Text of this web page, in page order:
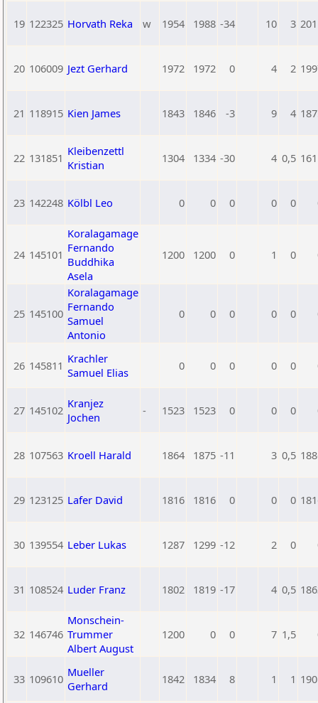
19 122325 Horvath Reka w 1954 1988 -34 10 3
20 106009 Jezt Gerhard 1972 1972 0 4 2
21 118915 Kien James 1843 1846 -3 9 4
22 131851 Kleibenzettl
Kristian
1304 1334 -30 4 0,5
23 142248 Kölbl Leo 0 0 0 0 0
24 145101
Koralagamage
Fernando
Buddhika
Asela
1200 1200 0 1 0
25 145100
Koralagamage
Fernando
Samuel
Antonio
0 0 0 0 0
26 145811 Krachler
Samuel Elias
0 0 0 0 0
27 145102 Kranjez
Jochen
- 1523 1523 0 0 0
28 107563 Kroell Harald 1864 1875 -11 3 0,5
29 123125 Lafer David 1816 1816 0 0 0
30 139554 Leber Lukas 1287 1299 -12 2 0
31 108524 Luder Franz 1802 1819 -17 4 0,5
32 146746
Monschein-
Trummer
Albert August
1200 0 0 7 1,5
33 109610 Mueller
Gerhard
1842 1834 8 1 1